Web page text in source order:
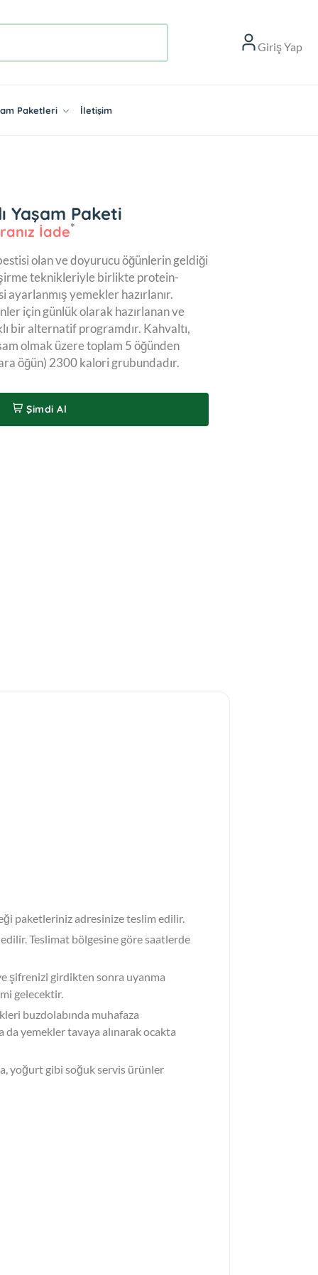
Giriş Yap
Paketleri İletişim
Yaşam Paketi
İade
olan ve doyurucu öğünlerin geldiği
teknikleriyle birlikte protein-
yemekler hazırlanır.
için günlük olarak hazırlanan ve
bir alternatif programdır. Kahvaltı,
olmak üzere toplam 5 öğünden
öğün) 2300 kalori grubundadır.
Şimdi Al
paketleriniz adresinize teslim edilir.
Teslimat bölgesine göre saatlerde
şifrenizi girdikten sonra uyanma
gelecektir.
buzdolabında muhafaza
da yemekler tavaya alınarak ocakta
yoğurt gibi soğuk servis ürünler